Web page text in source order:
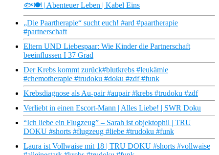
🐟🍽 | Abenteuer Leben | Kabel Eins
„Die Paartherapie“ sucht euch! #ard #paartherapie
#partnerschaft
Eltern UND Liebespaar: Wie Kinder die Partnerschaft
beeinflussen I 37 Grad
Der Krebs kommt zurück#blutkrebs #leukämie
#chemotherapie #trudoku #doku #zdf #funk
Krebsdiagnose als Au-pair #aupair #krebs #trudoku #zdf
Verliebt in einen Escort-Mann | Alles Liebe! | SWR Doku
“Ich liebe ein Flugzeug” – Sarah ist objektophil | TRU
DOKU #shorts #flugzeug #liebe #trudoku #funk
Laura ist Vollwaise mit 18 | TRU DOKU #shorts #vollwaise